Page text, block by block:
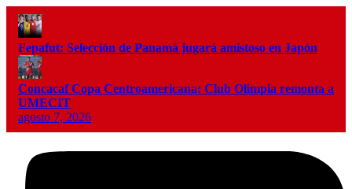
Fepafut: Selección de Panamá jugará amistoso en Japón
Concacaf Copa Centroamericana: Club Olimpia remonta a
UMECIT
agosto 7, 2026